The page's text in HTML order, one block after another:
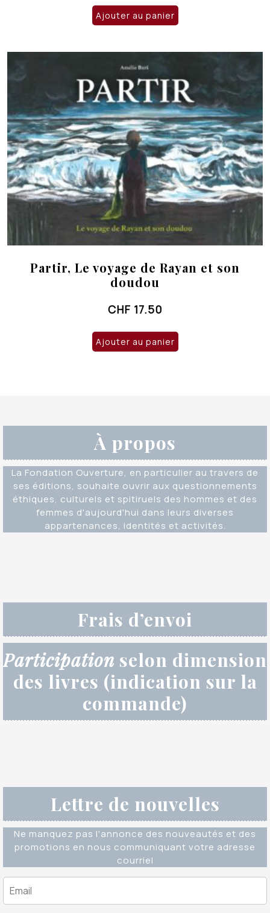
Ajouter au panier
Partir, Le voyage de Rayan et son
doudou
CHF 17.50
Ajouter au panier
À propos
La Fondation Ouverture, en particulier au travers de
ses éditions, souhaite ouvrir aux questionnements
éthiques, culturels et spitiruels des hommes et des
femmes d'aujourd'hui dans leurs diverses
appartenances, identités et activités.
Frais d’envoi
Participation selon dimension
des livres (indication sur la
commande)
Lettre de nouvelles
Ne manquez pas l'annonce des nouveautés et des
promotions en nous communiquant votre adresse
courriel